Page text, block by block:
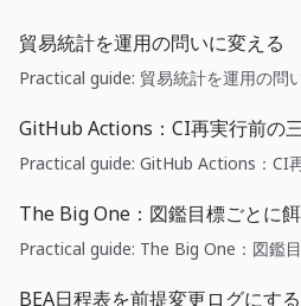
貿易統計を運用の問いに変える
Practical guide: 貿易統計を運用の問
GitHub Actions：CI再実行前の
Practical guide: GitHub Actions：CI
The Big One：図鑑目標ごとに
Practical guide: The Big One：図鑑
BEA日程表を前提変更ログにする